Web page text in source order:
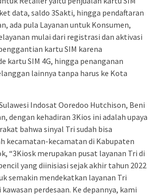
data, saldo 3Sakti, hingga pendaftaran
ada pula Layanan untuk Konsumen,
mulai dari registrasi dan aktivasi
kartu SIM karena
kartu SIM 4G, hingga penanganan
lainnya tanpa harus ke Kota
Indosat Ooredoo Hutchison, Beni
dengan kehadiran 3Kios ini adalah upaya
bahwa sinyal Tri sudah bisa
kecamatan-kecamatan di Kabupaten
“3Kiosk merupakan pusat layanan Tri di
yang diinisiasi sejak akhir tahun 2022
semakin mendekatkan layanan Tri
perdesaan. Ke depannya, kami